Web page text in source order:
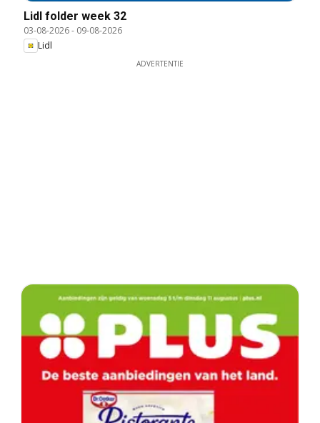
Lidl folder week 32
03-08-2026- 09-08-2026
Lidl
ADVERTENTIE